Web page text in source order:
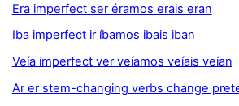
Era imperfect ser éramos erais eran
Iba imperfect ir íbamos ibais iban
Veía imperfect ver veíamos veíais veían
Ar er stem-changing verbs change